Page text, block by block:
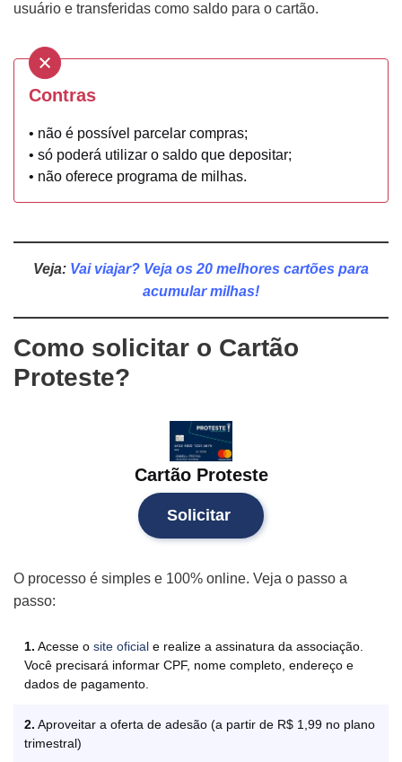
usuário e transferidas como saldo para o cartão.
Contras
• não é possível parcelar compras;
• só poderá utilizar o saldo que depositar;
• não oferece programa de milhas.
Veja: Vai viajar? Veja os 20 melhores cartões para
acumular milhas!
Como solicitar o Cartão
Proteste?
Cartão Proteste
Solicitar
O processo é simples e 100% online. Veja o passo a
passo:
1. Acesse o site oficial e realize a assinatura da associação.
Você precisará informar CPF, nome completo, endereço e
dados de pagamento.
2. Aproveitar a oferta de adesão (a partir de R$ 1,99 no plano
trimestral)